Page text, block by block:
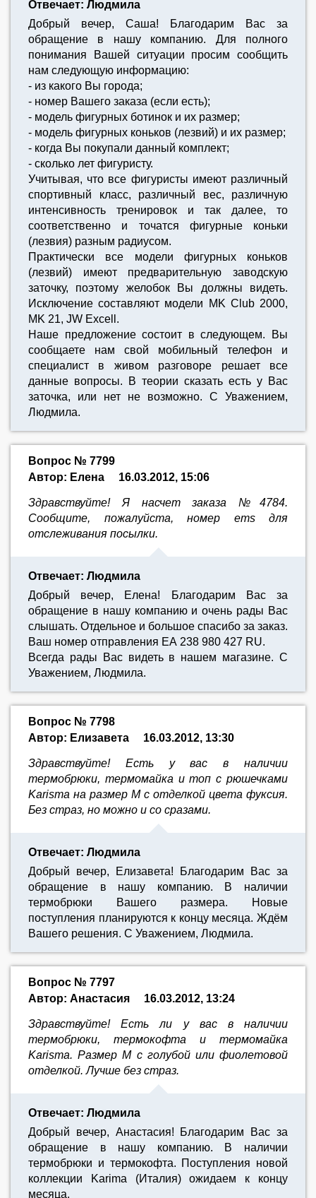
Отвечает: Людмила
Добрый вечер, Саша! Благодарим Вас за
обращение в нашу компанию. Для полного
понимания Вашей ситуации просим сообщить
нам следующую информацию:
- из какого Вы города;
- номер Вашего заказа (если есть);
- модель фигурных ботинок и их размер;
- модель фигурных коньков (лезвий) и их размер;
- когда Вы покупали данный комплект;
- сколько лет фигуристу.
Учитывая, что все фигуристы имеют различный
спортивный класс, различный вес, различную
интенсивность тренировок и так далее, то
соответственно и точатся фигурные коньки
(лезвия) разным радиусом.
Практически все модели фигурных коньков
(лезвий) имеют предварительную заводскую
заточку, поэтому желобок Вы должны видеть.
Исключение составляют модели MK Club 2000,
MK 21, JW Excell.
Наше предложение состоит в следующем. Вы
сообщаете нам свой мобильный телефон и
специалист в живом разговоре решает все
данные вопросы. В теории сказать есть у Вас
заточка, или нет не возможно. С Уважением,
Людмила.
Вопрос № 7799
Автор: Елена
16.03.2012, 15:06
Здравствуйте! Я насчет заказа №4784.
Cообщите, пожалуйста, номер ems для
отслеживания посылки.
Отвечает: Людмила
Добрый вечер, Елена! Благодарим Вас за
обращение в нашу компанию и очень рады Вас
слышать. Отдельное и большое спасибо за заказ.
Ваш номер отправления ЕА 238 980 427 RU.
Всегда рады Вас видеть в нашем магазине. С
Уважением, Людмила.
Вопрос № 7798
Автор: Елизавета
16.03.2012, 13:30
Здравствуйте! Есть у вас в наличии
термобрюки, термомайка и топ с рюшечками
Karisma на размер М с отделкой цвета фуксия.
Без страз, но можно и со сразами.
Отвечает: Людмила
Добрый вечер, Елизавета! Благодарим Вас за
обращение в нашу компанию. В наличии
термобрюки Вашего размера. Новые
поступления планируются к концу месяца. Ждём
Вашего решения. С Уважением, Людмила.
Вопрос № 7797
Автор: Анастасия
16.03.2012, 13:24
Здравствуйте! Есть ли у вас в наличии
термобрюки, термокофта и термомайка
Karisma. Размер M с голубой или фиолетовой
отделкой. Лучше без страз.
Отвечает: Людмила
Добрый вечер, Анастасия! Благодарим Вас за
обращение в нашу компанию. В наличии
термобрюки и термокофта. Поступления новой
коллекции Karima (Италия) ожидаем к концу
месяца.